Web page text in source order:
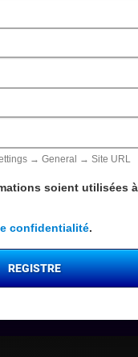
→ General → Site URL
soient utilisées
confidentialité.
REGISTRE